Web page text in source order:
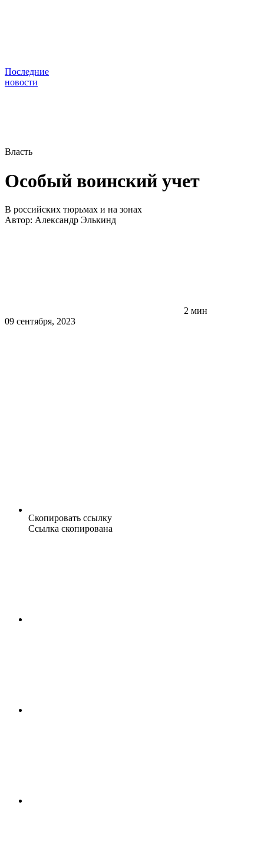
Последние
новости
Власть
Особый воинский учет
В российских тюрьмах и на зонах
Автор: Александр Элькинд
2 мин
09 сентября, 2023
Скопировать ссылку
Ссылка скопирована